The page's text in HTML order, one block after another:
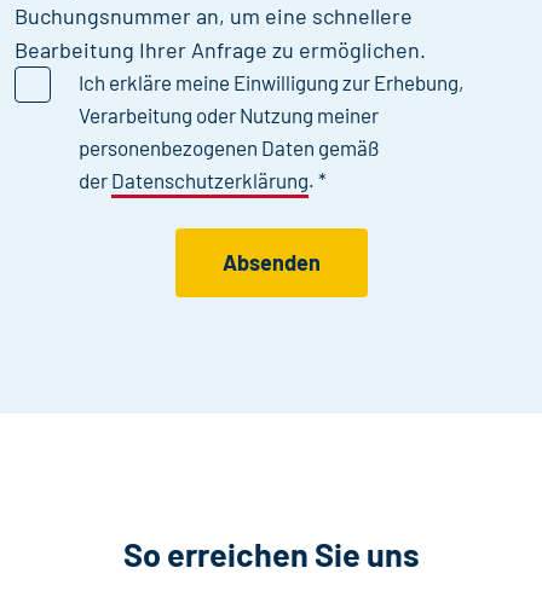
Buchungsnummer an, um eine schnellere
Bearbeitung Ihrer Anfrage zu ermöglichen.
Ich erkläre meine Einwilligung zur Erhebung,
Verarbeitung oder Nutzung meiner
personenbezogenen Daten gemäß
der Datenschutzerklärung. *
So erreichen Sie uns